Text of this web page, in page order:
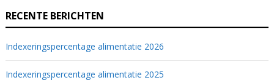
RECENTE BERICHTEN
Indexeringspercentage alimentatie 2026
Indexeringspercentage alimentatie 2025